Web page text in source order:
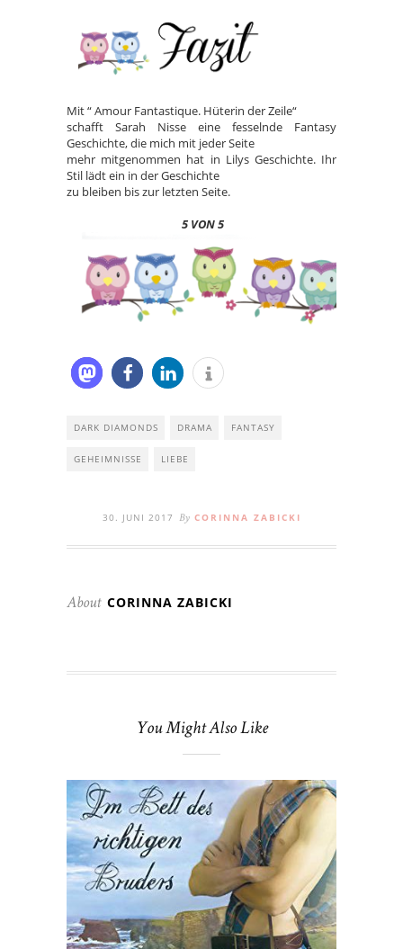
Mit “ Amour Fantastique. Hüterin der Zeile“
schafft Sarah Nisse eine fesselnde Fantasy
Geschichte, die mich mit jeder Seite
mehr mitgenommen hat in Lilys Geschichte. Ihr
Stil lädt ein in der Geschichte
zu bleiben bis zur letzten Seite.
5 VON 5
DARK DIAMONDS DRAMA FANTASY
GEHEIMNISSE LIEBE
30. JUNI 2017 By CORINNA ZABICKI
About CORINNA ZABICKI
You Might Also Like